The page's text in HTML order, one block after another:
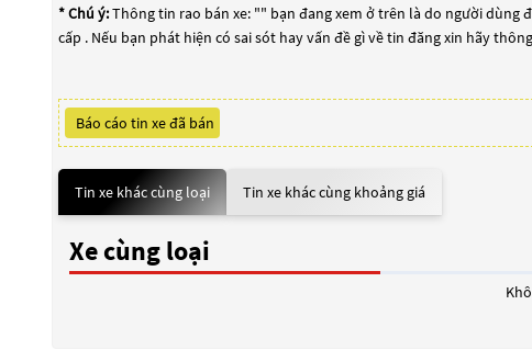
* Chú ý:Thông tin rao bán xe: "" bạn đang xem ở trên là do người dùng
cấp . Nếu bạn phát hiện có sai sót hay vấn đề gì về tin đăng xin hãy
Báo cáo tin xe đã bán
Tin xe khác cùng loại Tin xe khác cùng khoảng giá
Xe cùng loại